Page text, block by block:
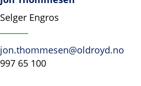
Selger Engros
jon.thommesen@oldroyd.no
997 65 100